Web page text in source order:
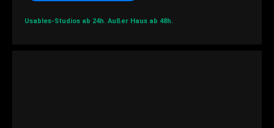
Usables-Studios ab 24h. Außer Haus ab 48h.